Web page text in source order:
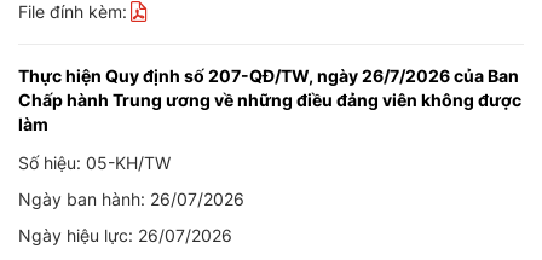
File đính kèm:
Thực hiện Quy định số 207-QĐ/TW, ngày 26/7/2026 của Ban
Chấp hành Trung ương về những điều đảng viên không được
làm
Số hiệu: 05-KH/TW
Ngày ban hành: 26/07/2026
Ngày hiệu lực: 26/07/2026